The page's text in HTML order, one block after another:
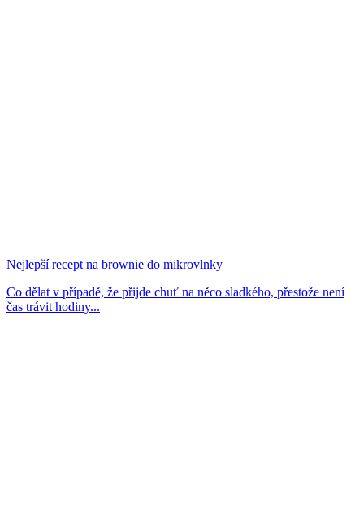
Nejlepší recept na brownie do mikrovlnky
Co dělat v případě, že přijde chuť na něco sladkého, přestože není
čas trávit hodiny...